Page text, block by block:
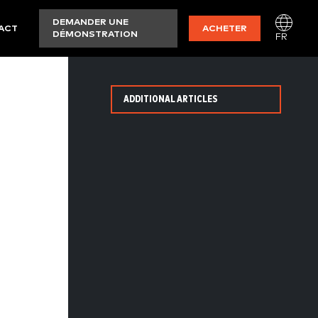
DEMANDER UNE
DÉMONSTRATION
ACHETER
FR
ADDITIONAL ARTICLES